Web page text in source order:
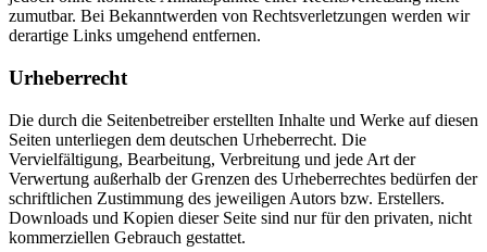
zumutbar. Bei Bekanntwerden von Rechtsverletzungen werden wir
derartige Links umgehend entfernen.
Urheberrecht
Die durch die Seitenbetreiber erstellten Inhalte und Werke auf diesen
Seiten unterliegen dem deutschen Urheberrecht. Die
Vervielfältigung, Bearbeitung, Verbreitung und jede Art der
Verwertung außerhalb der Grenzen des Urheberrechtes bedürfen der
schriftlichen Zustimmung des jeweiligen Autors bzw. Erstellers.
Downloads und Kopien dieser Seite sind nur für den privaten, nicht
kommerziellen Gebrauch gestattet.